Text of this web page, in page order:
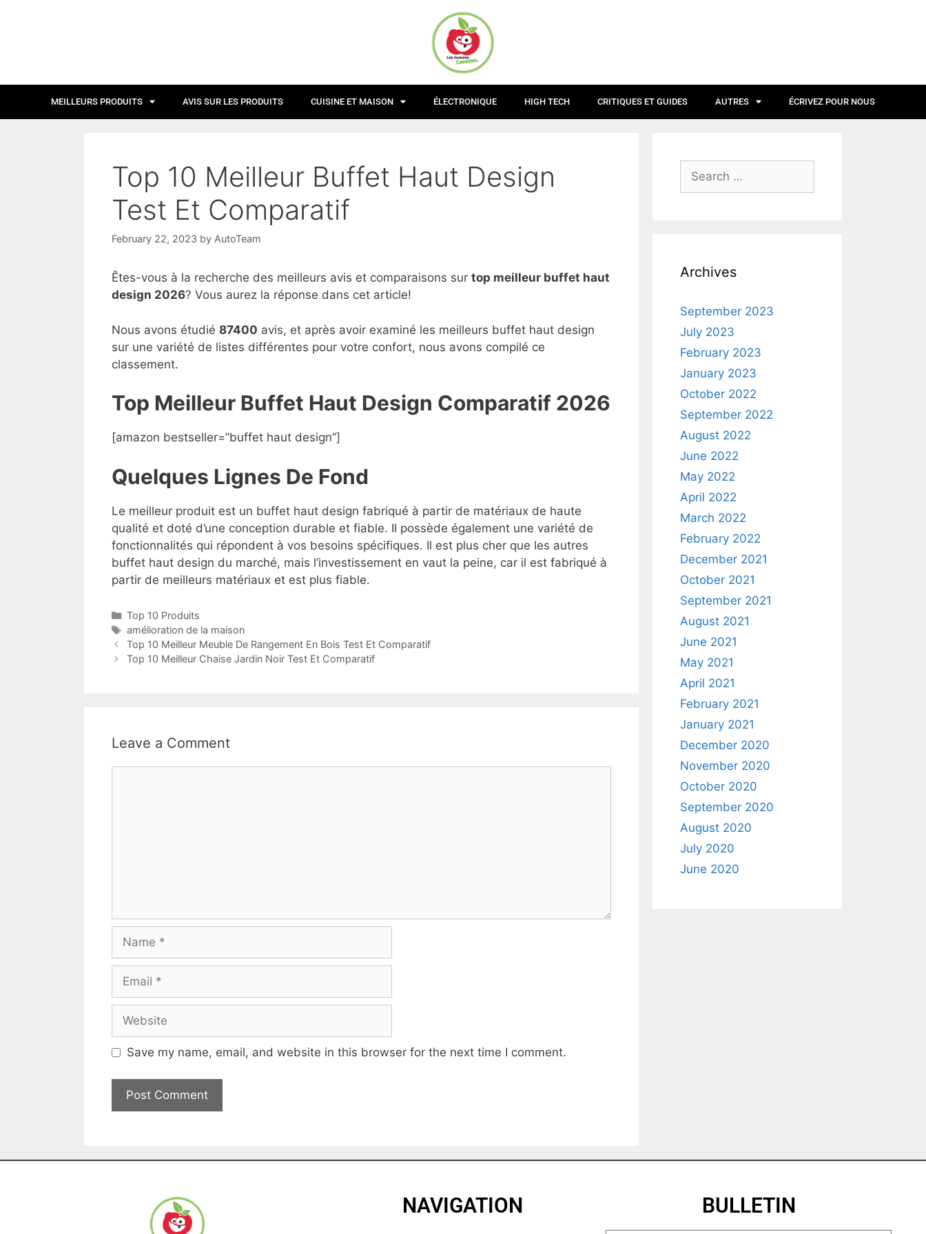
MEILLEURS PRODUITS AVIS SUR LES PRODUITS CUISINE ET MAISON ÉLECTRONIQUE HIGH TECH CRITIQUES ET GUIDES AUTRES ÉCRIVEZ POUR NOUS
Top 10 Meilleur Buffet Haut Design
Test Et Comparatif
February 22, 2023 by AutoTeam
Êtes-vous à la recherche des meilleurs avis et comparaisons sur top meilleur buffet haut
design 2026? Vous aurez la réponse dans cet article!
Nous avons étudié 87400 avis, et après avoir examiné les meilleurs buffet haut design
sur une variété de listes différentes pour votre confort, nous avons compilé ce
classement.
Top Meilleur Buffet Haut Design Comparatif 2026
[amazon bestseller=”buffet haut design”]
Quelques Lignes De Fond
Le meilleur produit est un buffet haut design fabriqué à partir de matériaux de haute
qualité et doté d’une conception durable et fiable. Il possède également une variété de
fonctionnalités qui répondent à vos besoins spécifiques. Il est plus cher que les autres
buffet haut design du marché, mais l’investissement en vaut la peine, car il est fabriqué à
partir de meilleurs matériaux et est plus fiable.
Top 10 Produits
amélioration de la maison
Top 10 Meilleur Meuble De Rangement En Bois Test Et Comparatif
Top 10 Meilleur Chaise Jardin Noir Test Et Comparatif
Leave a Comment
Save my name, email, and website in this browser for the next time I comment.
Archives
September 2023
July 2023
February 2023
January 2023
October 2022
September 2022
August 2022
June 2022
May 2022
April 2022
March 2022
February 2022
December 2021
October 2021
September 2021
August 2021
June 2021
May 2021
April 2021
February 2021
January 2021
December 2020
November 2020
October 2020
September 2020
August 2020
July 2020
June 2020
NAVIGATION BULLETIN